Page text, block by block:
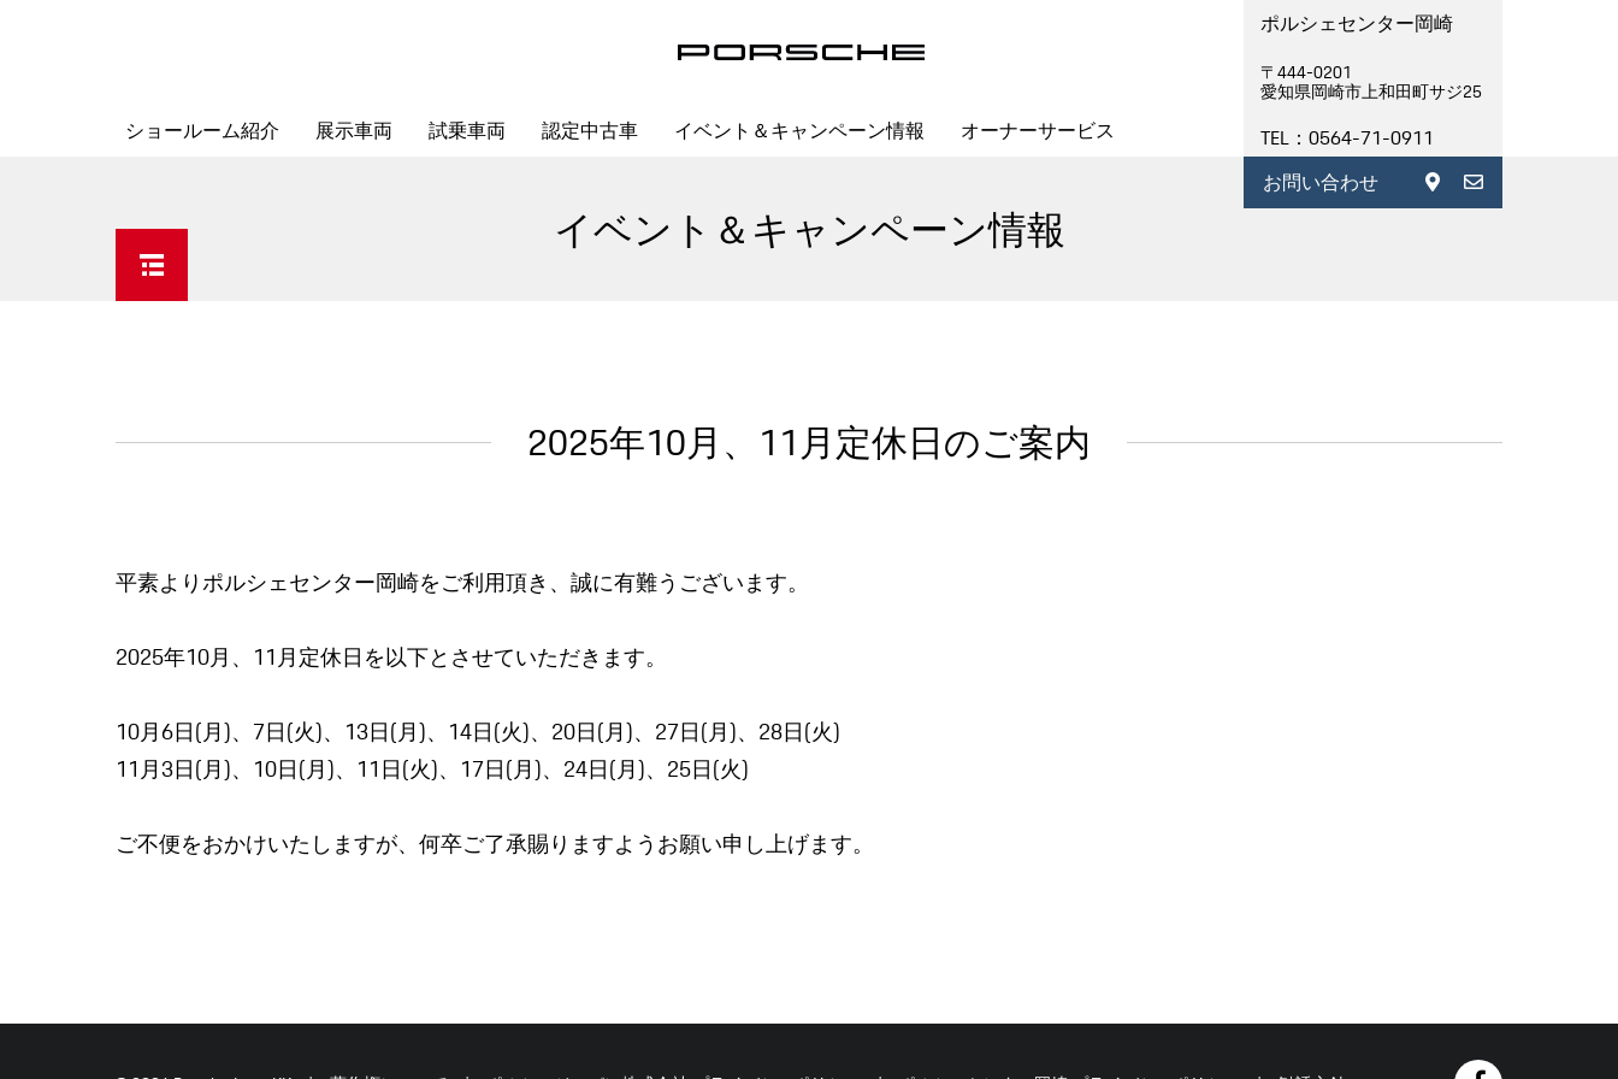
ショールーム紹介 展示車両 試乗車両 認定中古車 イベント＆キャンペーン情報 オーナーサービス
ポルシェセンター岡崎
〒444-0201
愛知県岡崎市上和⽥町サジ25
TEL：0564-71-0911
お問い合わせ
イベント＆キャンペーン情報
2025年10月、11月定休日のご案内
平素よりポルシェセンター岡崎をご利用頂き、誠に有難うございます。
2025年10月、11月定休日を以下とさせていただきます。
10月6日(月)、7日(火)、13日(月)、14日(火)、20日(月)、27日(月)、28日(火)
11月3日(月)、10日(月)、11日(火)、17日(月)、24日(月)、25日(火)
ご不便をおかけいたしますが、何卒ご了承賜りますようお願い申し上げます。